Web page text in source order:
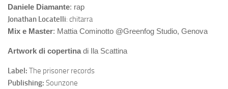
Daniele Diamante: rap
Jonathan Locatelli: chitarra
Mix e Master: Mattia Cominotto @Greenfog Studio, Genova
Artwork di copertina di Ila Scattina
Label: The prisoner records
Publishing: Sounzone